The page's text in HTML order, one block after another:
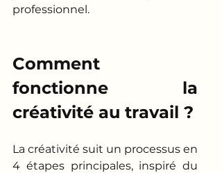
professionnel.
Comment
fonctionne la
créativité au travail ?
La créativité suit un processus en
4 étapes principales, inspiré du